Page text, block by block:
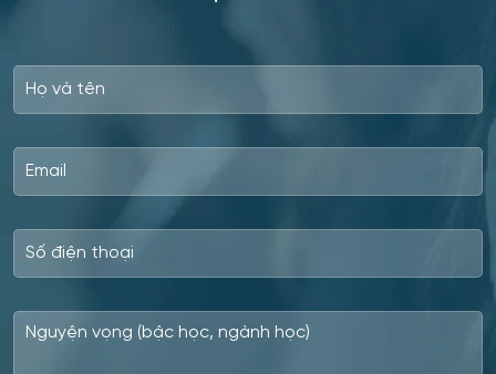
Tver
Perm
Ufa
Công nghệ quy trình vận tải
Công nghệ sinh học
Công nghệ sinh thái và Phát triển bền vững
Công nghệ sản phẩm công nghiệp nhẹ
Công nghệ sản xuất và chế biến nông sản